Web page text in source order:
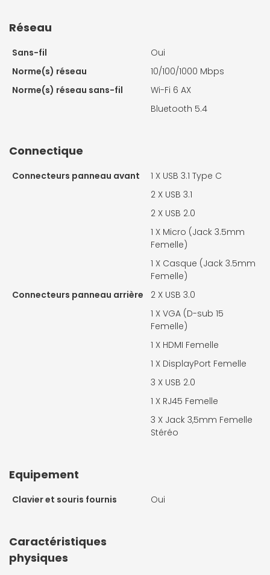
Réseau
Sans-fil
Oui
Norme(s) réseau
10/100/1000 Mbps
Norme(s) réseau sans-fil
Wi-Fi 6 AX
Bluetooth 5.4
Connectique
Connecteurs panneau avant 1 X USB 3.1 Type C
2 X USB 3.1
2 X USB 2.0
1 X Micro (Jack 3.5mm
Femelle)
1 X Casque (Jack 3.5mm
Femelle)
Connecteurs panneau arrière
2 X USB 3.0
1 X VGA (D-sub 15
Femelle)
1 X HDMI Femelle
1 X DisplayPort Femelle
3 X USB 2.0
1 X RJ45 Femelle
3 X Jack 3,5mm Femelle
Stéréo
Equipement
Clavier et souris fournis Oui
Caractéristiques
physiques